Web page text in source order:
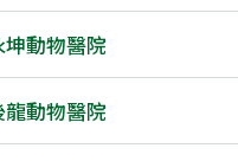
坤動物醫院
龍動物醫院